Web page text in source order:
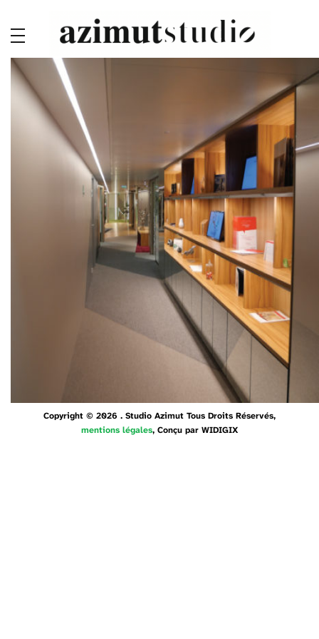
Copyright © 2026 . Studio Azimut Tous Droits Réservés,
mentions légales, Conçu par WIDIGIX